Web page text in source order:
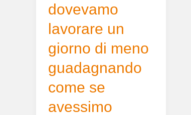
dovevamo
lavorare un
giorno di meno
guadagnando
come se
avessimo
un
di
più?